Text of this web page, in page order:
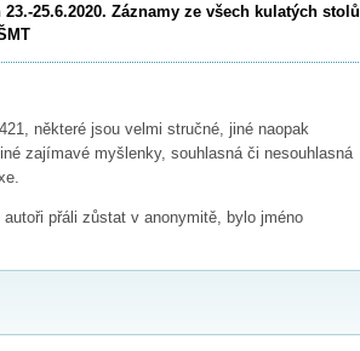
25.6.2020. Záznamy ze všech kulatých stolů
některé jsou velmi stručné, jiné naopak
zajímavé myšlenky, souhlasná či nesouhlasná
přáli zůstat v anonymitě, bylo jméno